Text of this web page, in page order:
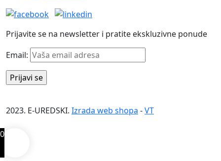
Prijavite se na newsletter i pratite ekskluzivne ponude
Email:
2023. E-UREDSKI. Izrada web shopa -VT
0